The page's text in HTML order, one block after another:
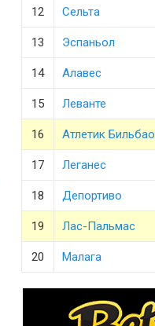
12 Сельта
13 Эспаньол
14 Алавес
15 Леванте
16 Атлетик Бильбао
17 Леганес
18 Депортиво
19 Лас-Пальмас
20 Малага